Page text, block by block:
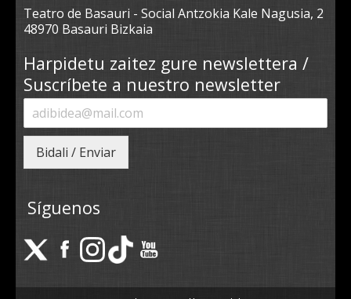
Teatro de Basauri - Social Antzokia Kale Nagusia, 2
48970 Basauri Bizkaia
Harpidetu zaitez gure newslettera /
Suscríbete a nuestro newsletter
Bidali / Enviar
Síguenos